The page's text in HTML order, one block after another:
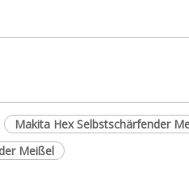
Makita Hex Selbstschärfender
Meißel